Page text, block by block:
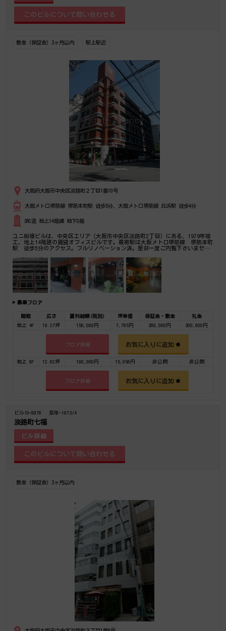
敷金（保証金）3ヶ月以内 駅上駅近
大阪府大阪市中央区淡路町２丁目1番10号
大阪メトロ堺筋線 堺筋本町駅 徒歩5分、大阪メトロ堺筋線 北浜駅 徒歩4分
SRC造 地上14階建 地下0階
ユニ船場ビルは、中央区エリア（大阪市中央区淡路町2丁目）にある、1979年竣
工、地上14階建の賃貸オフィスビルです。最寄駅は大阪メトロ堺筋線 堺筋本町
駅 徒歩5分のアクセス。フルリノベーション済。是非一度ご内覧下さいませ！
募集フロア
階数 広さ 賃料総額(税別) 坪単価 保証金・敷金
礼金
地上 4F
19.27坪 150,000円 7,785円 300,000円 300,000円
フロア詳細 お気に入りに追加
地上 8F 12.62坪 190,000円 15,056円 非公開 非公開
フロア詳細 お気に入りに追加
ビルID-9976 築年-1973/4
淡路町七福
ビル詳細
敷金（保証金）3ヶ月以内